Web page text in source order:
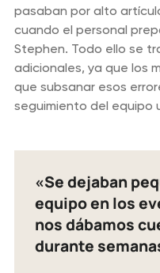
pasaban por alto
cuando el personal
Stephen. Todo ello se
adicionales, ya que los
que subsanar esos
seguimiento del equipo
«Se dejaban
equipo en los
nos dábamos
durante